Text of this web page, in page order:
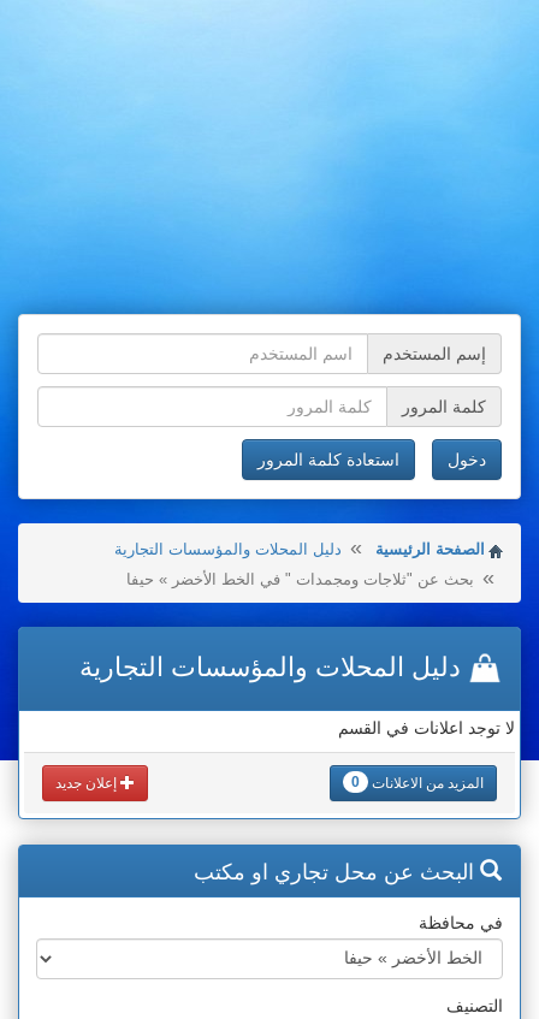
إسم المستخدم
كلمة المرور
دخول استعادة كلمة المرور
الصفحة الرئيسية
دليل المحلات والمؤسسات التجارية
بحث عن "ثلاجات ومجمدات " في الخط الأخضر » حيفا
دليل المحلات والمؤسسات التجارية
لا توجد اعلانات في القسم
المزيد من الاعلانات 0 إعلان جديد
البحث عن محل تجاري او مكتب
في محافظة
التصنيف